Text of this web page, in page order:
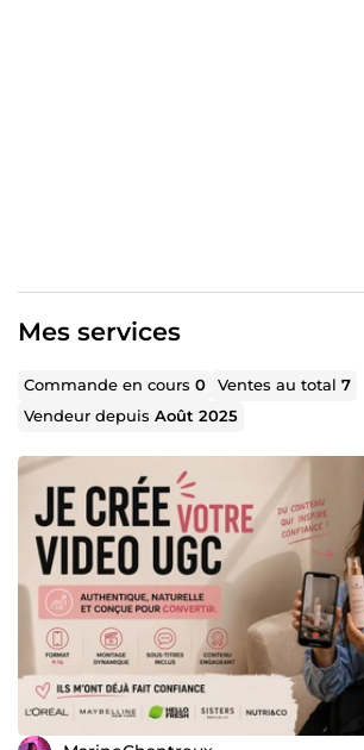
Mes services
Commande en cours0 Ventes au total7
Vendeur depuisAoût 2025